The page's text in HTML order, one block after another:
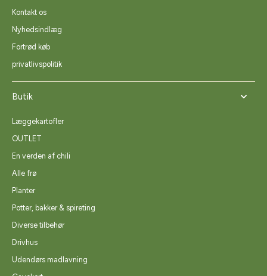
Kontakt os
Nyhedsindlæg
Fortrød køb
privatlivspolitik
Butik
Læggekartofler
OUTLET
En verden af chili
Alle frø
Planter
Potter, bakker & spireting
Diverse tilbehør
Drivhus
Udendørs madlavning